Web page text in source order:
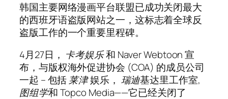
韩国主要网络漫画平台联盟已成功关闭最大
的西班牙语盗版网站之一，这标志着全球反
盗版工作的一个重要里程碑。
4月27日， 卡考娱乐和 Naver Webtoon 宣
布，与版权海外促进协会 (COA) 的成员公司
一起 – 包括 莱津娱乐， 瑞迪基达里工作室,
图组学和 Topco Media——它已经关闭了